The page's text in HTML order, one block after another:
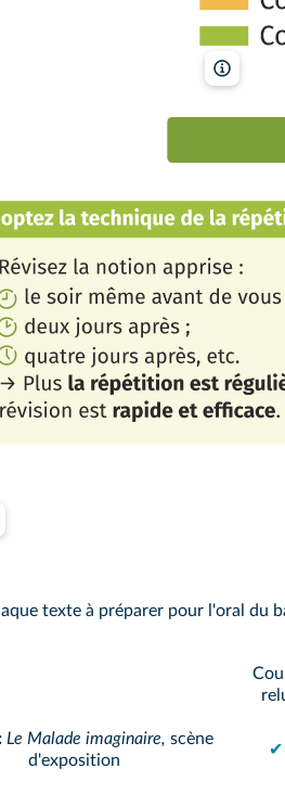
texte à préparer pour l'oral du
Le Malade imaginaire, scène
d'exposition
✔